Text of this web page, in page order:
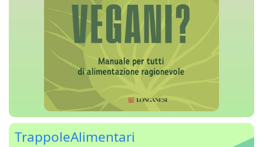
TrappoleAlimentari